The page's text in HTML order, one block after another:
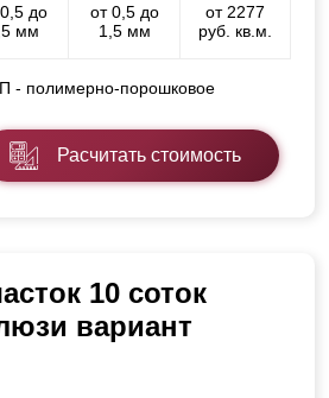
до
мм
от 0,5 до
1,5 мм
от 2277
руб. кв.м.
- полимерно-порошковое
Расчитать стоимость
10 соток
вариант